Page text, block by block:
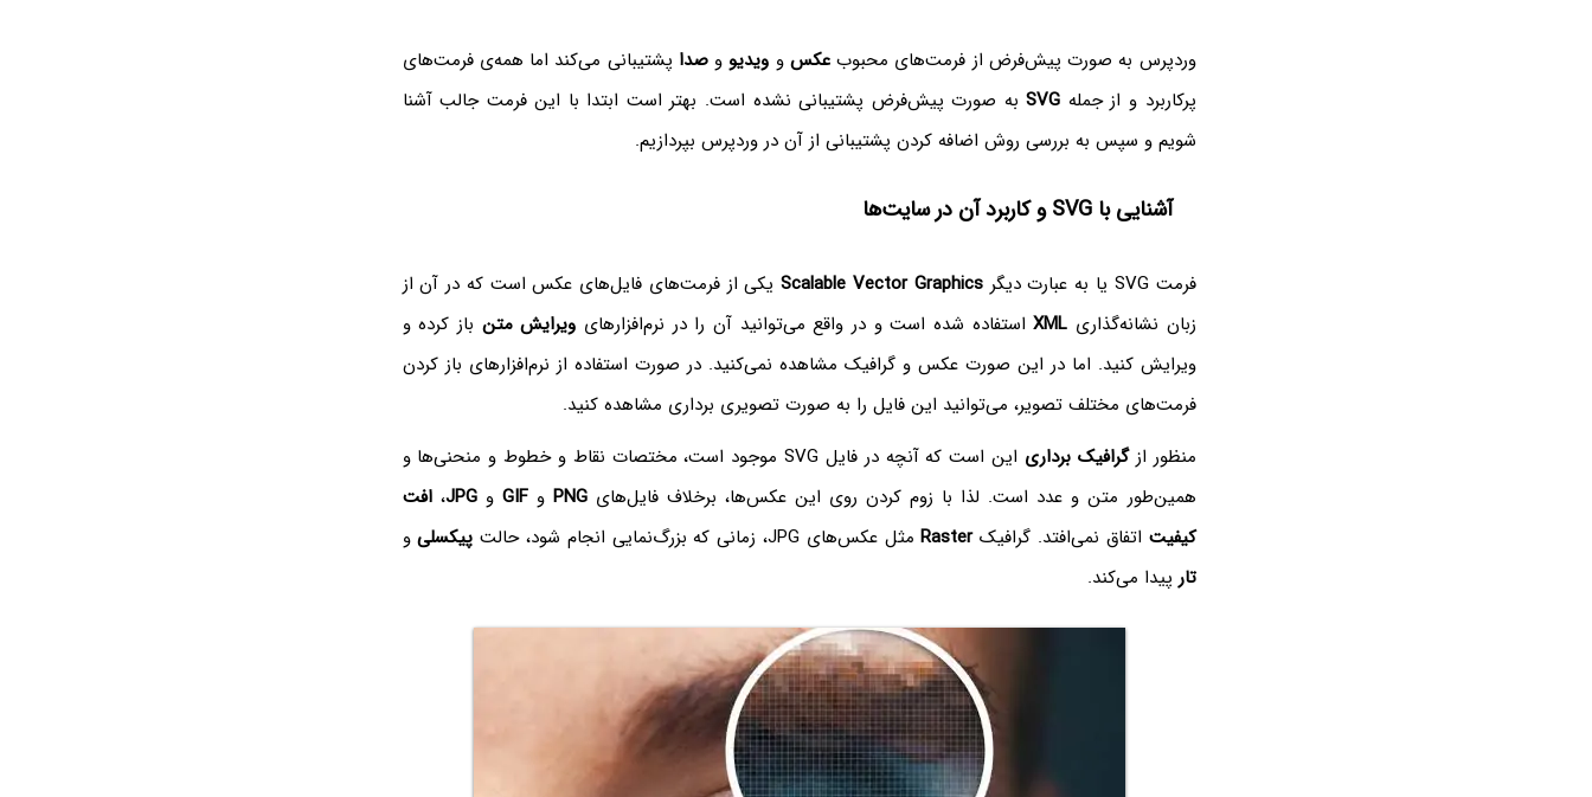
وردپرس به صورت پیش‌فرض از فرمت‌های محبوبعکس و ویدیووصدا پشتیبانی می‌کند اما همه‌ی فرمت‌های
پرکاربرد و از جمله SVG‌به صورت پیش‌فرض پشتیبانی نشده است. بهتر است ابتدا با این فرمت جالب آشنا
شویم و سپس به بررسی روش اضافه کردن پشتیبانی از آن در وردپرس بپردازیم.
آشنایی با SVG و کاربرد آن در سایت‌ها
فرمت SVG یا به عبارت دیگر Scalable Vector Graphicsیکی از فرمت‌های فایل‌های عکس است که در آن از
زبان نشانه‌گذاری XMLاستفاده شده است و در واقع می‌توانید آن را در نرم‌افزارهای ویرایش متن باز کرده و
ویرایش کنید. اما در این صورت عکس و گرافیک مشاهده نمی‌کنید. در صورت استفاده از نرم‌افزارهای باز کردن
فرمت‌های مختلف تصویر، می‌توانید این فایل را به صورت تصویری برداری مشاهده کنید.
منظور ازگرافیک برداری
این است که آنچه در فایل SVG‌ موجود است، مختصات نقاط و خطوط و منحنی‌ها و
همین‌طور متن و عدد است. لذا با زوم کردن روی این عکس‌ها، برخلاف فایل‌هایPNG وGIF‌ وJPG،افت
کیفیت اتفاق نمی‌افتد. گرافیکRasterمثل عکس‌های JPG، زمانی که بزرگ‌نمایی انجام شود، حالت پیکسلیو
تارپیدا می‌کند.